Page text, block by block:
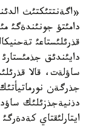
«اگةنتتئكتئث
دامئتؤ جونئندةگئ
قذرئلئستاعئ
دايئندئق
ساؤلةت، قالا
جذرگةن
دذنيةجذزئلئك
ايتارلئقتاي